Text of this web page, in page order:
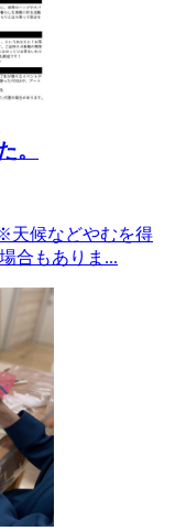
。
天候などやむを得
合もありま...